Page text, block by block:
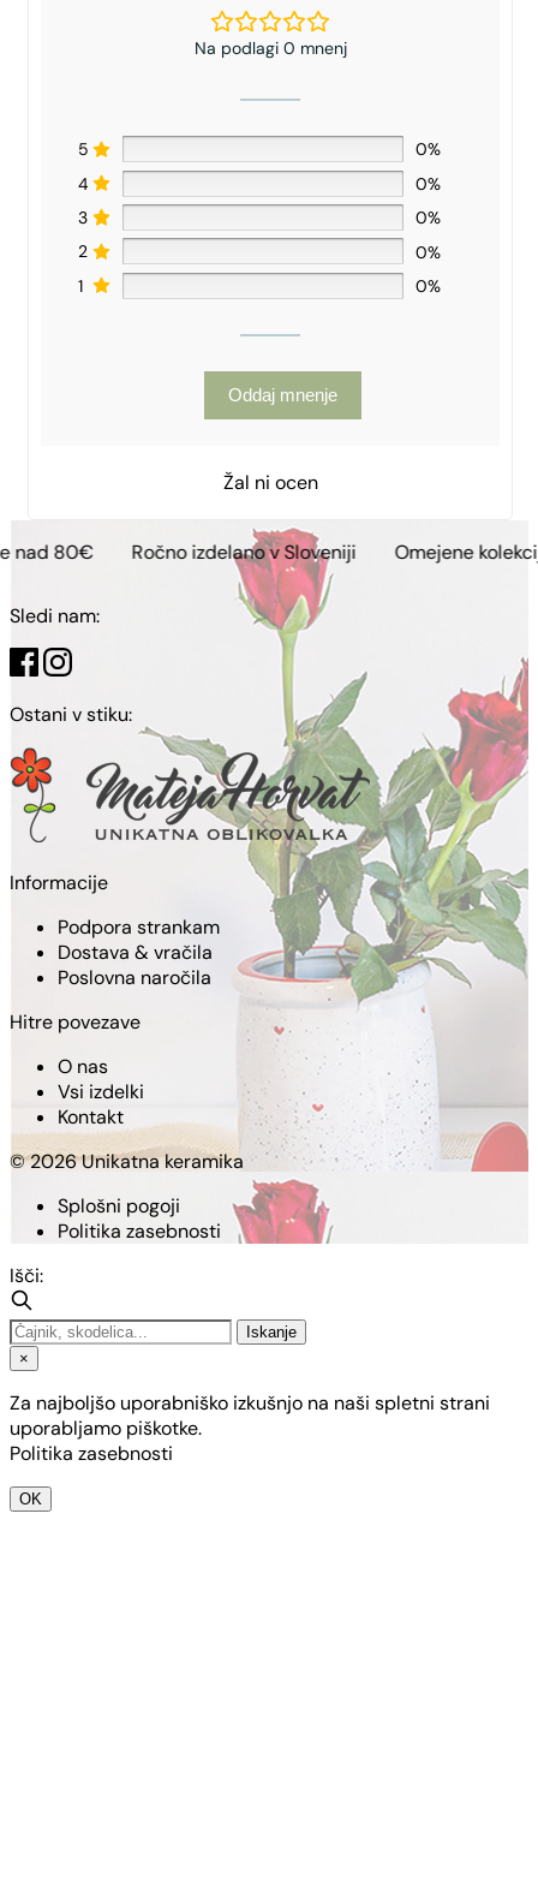
Na podlagi 0 mnenj
5
0%
4
0%
3
0%
2
0%
1
0%
Oddaj mnenje
Žal ni ocen
Ročno izdelano v Sloveniji Omejene kolekcije
Sledi nam:
Ostani v stiku:
Informacije
Podpora strankam
Dostava & vračila
Poslovna naročila
Hitre povezave
O nas
Vsi izdelki
Kontakt
© 2026 Unikatna keramika
Splošni pogoji
Politika zasebnosti
Išči:
Iskanje
×
Za najboljšo uporabniško izkušnjo na naši spletni strani
uporabljamo piškotke.
Politika zasebnosti
OK